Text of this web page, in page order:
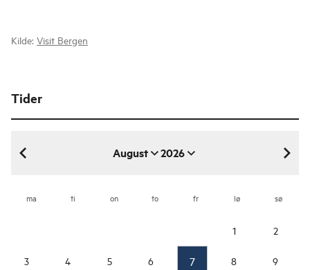
Kilde: Visit Bergen
Tider
August 2026
august 2026
ma ti on to fr lø sø
1 2
3 4 5 6 7 8 9